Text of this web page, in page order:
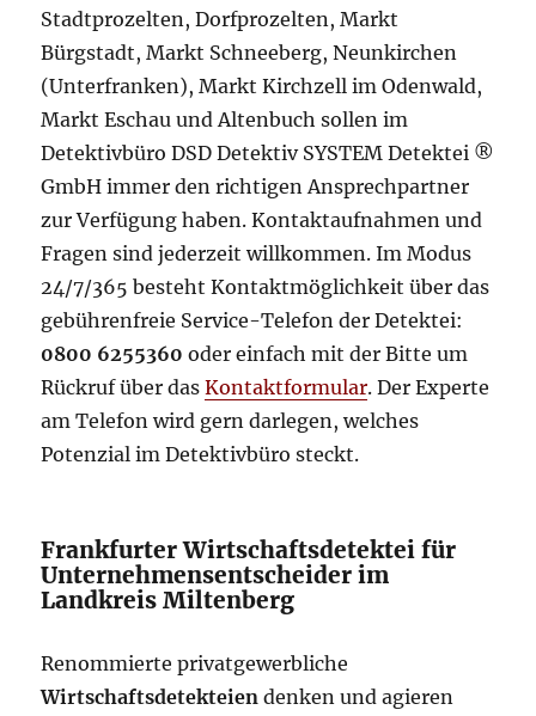
Stadtprozelten, Dorfprozelten, Markt
Bürgstadt, Markt Schneeberg, Neunkirchen
(Unterfranken), Markt Kirchzell im Odenwald,
Markt Eschau und Altenbuch sollen im
Detektivbüro DSD Detektiv SYSTEM Detektei ®
GmbH immer den richtigen Ansprechpartner
zur Verfügung haben. Kontaktaufnahmen und
Fragen sind jederzeit willkommen. Im Modus
24/7/365 besteht Kontaktmöglichkeit über das
gebührenfreie Service-Telefon der Detektei:
0800 6255360 oder einfach mit der Bitte um
Rückruf über dasKontaktformular. Der Experte
am Telefon wird gern darlegen, welches
Potenzial im Detektivbüro steckt.
Frankfurter Wirtschaftsdetektei für
Unternehmensentscheider im
Landkreis Miltenberg
Renommierte privatgewerbliche
Wirtschaftsdetekteien denken und agieren